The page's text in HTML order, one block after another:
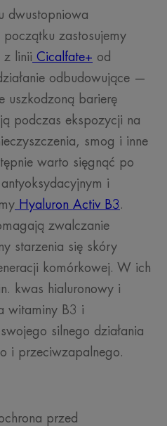
dwustopniowa
zastosujemy
z linii Cicalfate+ od
odbudowujące —
uszkodzoną barierę
podczas ekspozycji na
smog i inne
warto sięgnąć po
i
Hyaluron Activ B3 .
zwalczanie
starzenia się skóry
komórkowej. W ich
kwas hialuronowy i
witaminy B3 i
silnego działania
i przeciwzapalnego.
przed